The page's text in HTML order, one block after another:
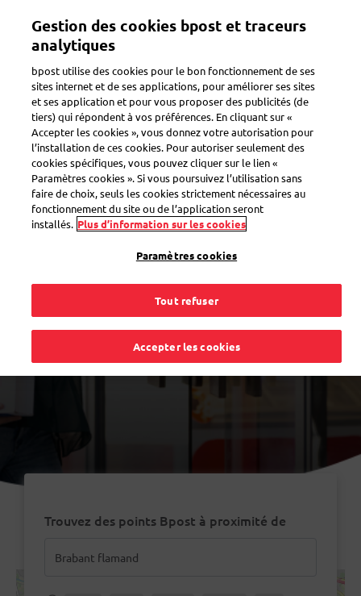
contenu
Toggle navigationSuivez tous vos colis dans une seule app
Trouvez Bpost près de
chez vous
Trouvez des points Bpost à proximité de
Gestion des cookies bpost et traceurs
analytiques
bpost utilise des cookies pour le bon fonctionnement de ses
sites internet et de ses applications, pour améliorer ses sites
et ses application et pour vous proposer des publicités (de
tiers) qui répondent à vos préférences. En cliquant sur «
Accepter les cookies », vous donnez votre autorisation pour
l’installation de ces cookies. Pour autoriser seulement des
cookies spécifiques, vous pouvez cliquer sur le lien «
Paramètres cookies ». Si vous poursuivez l’utilisation sans
faire de choix, seuls les cookies strictement nécessaires au
fonctionnement du site ou de l’application seront
installés. Plus d’information sur les cookies
Paramètres cookies
Tout refuser
Accepter les cookies